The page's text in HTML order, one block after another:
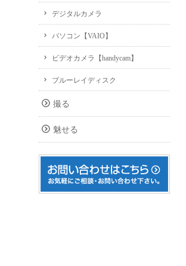
デジタルカメラ
パソコン【VAIO】
ビデオカメラ【handycam】
ブルーレイディスク
撮る
魅せる